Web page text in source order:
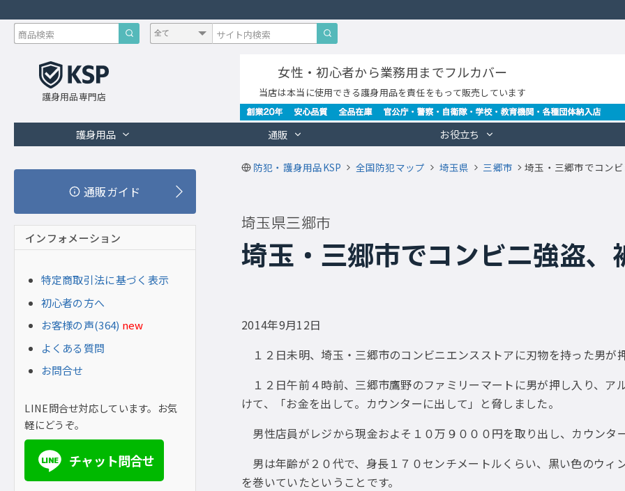
護身用品専門店
女性・初心者から業務用までフルカバー
当店は本当に使用できる護身用品を責任をもって販売しています
護身用品 通販 お役立ち
防犯・護身用品KSP 全国防犯マップ 埼玉県 三郷市 埼玉・三郷市でコン
埼玉県三郷市
埼玉・三郷市でコンビニ強盗、
2014年9月12日
１２日未明、埼玉・三郷市のコンビニエンスストアに刃物を持った男が
１２日午前４時前、三郷市鷹野のファミリーマートに男が押し入り、
けて、「お金を出して。カウンターに出して」と脅しました。
男性店員がレジから現金およそ１０万９０００円を取り出し、カウンタ
男は年齢が２０代で、身長１７０センチメートルくらい、黒い色のウィ
を巻いていたということです。
通販ガイド
インフォメーション
特定商取引法に基づく表示
初心者の方へ
お客様の声(364) new
よくある質問
お問合せ
LINE問合せ対応しています。お気
軽にどうぞ。
LINE チャット問合せ